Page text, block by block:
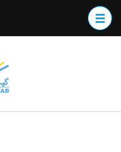
GeetKiKitab
Geet Ki Kitab
provides you free
access to masihi geet
zaboor lyrics in Urdu